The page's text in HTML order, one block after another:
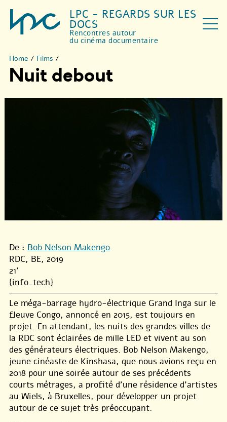
LPC - REGARDS SUR LES
DOCS
Rencontres autour
du cinéma documentaire
Home / Films /
Nuit debout
De : Bob Nelson Makengo
RDC, BE, 2019
21'
{info_tech}
Le méga-barrage hydro-électrique Grand Inga sur le
fleuve Congo, annoncé en 2015, est toujours en
projet. En attendant, les nuits des grandes villes de
la RDC sont éclairées de mille LED et vivent au son
des générateurs électriques. Bob Nelson Makengo,
jeune cinéaste de Kinshasa, que nous avions reçu en
2018 pour une soirée autour de ses précédents
courts métrages, a profité d’une résidence d’artistes
au Wiels, à Bruxelles, pour développer un projet
autour de ce sujet très préoccupant.